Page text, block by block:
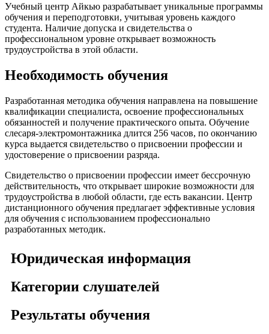
Учебный центр Айкью разрабатывает уникальные программы
обучения и переподготовки, учитывая уровень каждого
студента. Наличие допуска и свидетельства о
профессиональном уровне открывает возможность
трудоустройства в этой области.
Необходимость обучения
Разработанная методика обучения направлена на повышение
квалификации специалиста, освоение профессиональных
обязанностей и получение практического опыта. Обучение
слесаря-электромонтажника длится 256 часов, по окончанию
курса выдается свидетельство о присвоении профессии и
удостоверение о присвоении разряда.
Свидетельство о присвоении профессии имеет бессрочную
действительность, что открывает широкие возможности для
трудоустройства в любой области, где есть вакансии. Центр
дистанционного обучения предлагает эффективные условия
для обучения с использованием профессионально
разработанных методик.
Юридическая информация
Категории слушателей
Результаты обучения